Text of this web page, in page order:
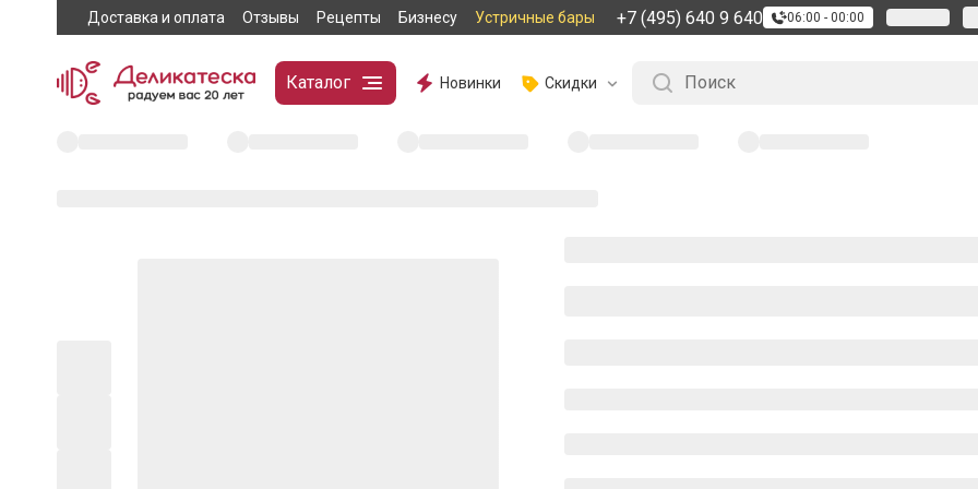
Доставка и оплата Отзывы Рецепты Бизнесу Устричные бары +7 (495) 640 9 640 06:00 - 00:00
Каталог Новинки Скидки